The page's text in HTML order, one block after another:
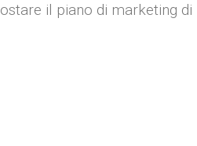
il piano di marketing di